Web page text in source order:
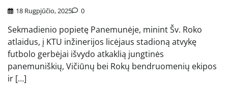
18 Rugpjūčio, 2025 0
Sekmadienio popietę Panemunėje, minint Šv. Roko
atlaidus, į KTU inžinerijos licėjaus stadioną atvykę
futbolo gerbėjai išvydo atkaklią jungtinės
panemuniškių, Vičiūnų bei Rokų bendruomenių ekipos
ir […]